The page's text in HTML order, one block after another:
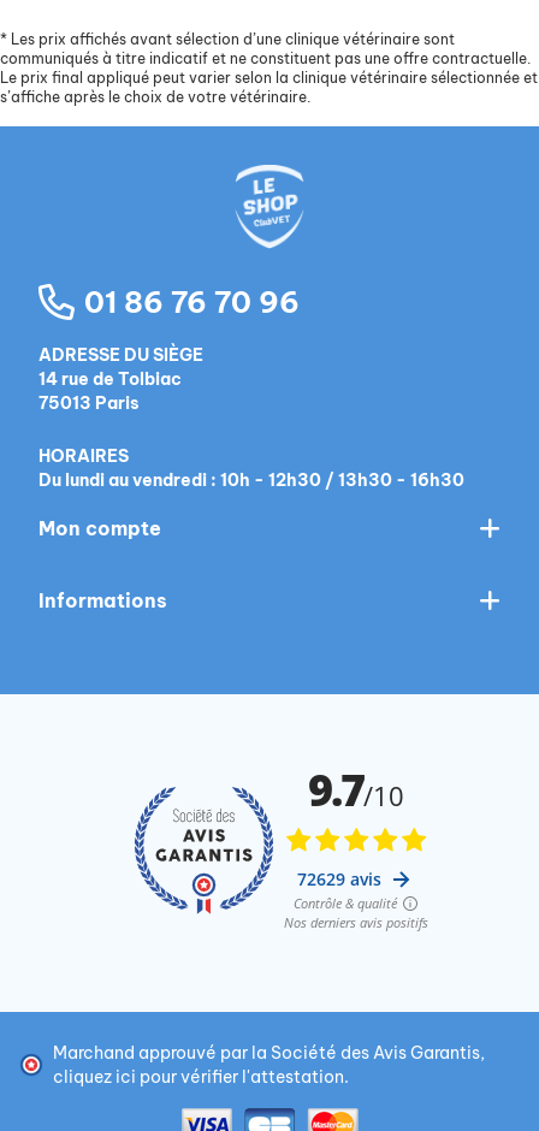
* Les prix affichés avant sélection d’une clinique vétérinaire sont
communiqués à titre indicatif et ne constituent pas une offre contractuelle.
Le prix final appliqué peut varier selon la clinique vétérinaire sélectionnée et
s’affiche après le choix de votre vétérinaire.
01 86 76 70 96
ADRESSE DU SIÈGE
14 rue de Tolbiac
75013 Paris
HORAIRES
Du lundi au vendredi : 10h - 12h30 / 13h30 - 16h30
Mon compte
Informations
Marchand approuvé par la Société des Avis Garantis,
cliquez ici pour vérifier l'attestation.